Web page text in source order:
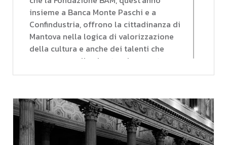
insieme a Banca Monte Paschi e a
Confindustria, offrono la cittadinanza di
Mantova nella logica di valorizzazione
della cultura e anche dei talenti che
compongono l'orchestra che questa sera
ci allieterà.
linfa vitale dal rapporto stretto che ha
con Banca Monte Paschi. Io, peraltro, il
mio ruolo di essere Consigliere della
Fondazione BAM e nel contempo